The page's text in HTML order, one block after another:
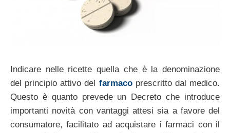
Indicare nelle ricette quella che è la denominazione
del principio attivo del farmacoprescritto dal medico.
Questo è quanto prevede un Decreto che introduce
importanti novità con vantaggi attesi sia a favore del
consumatore, facilitato ad acquistare i farmaci con il